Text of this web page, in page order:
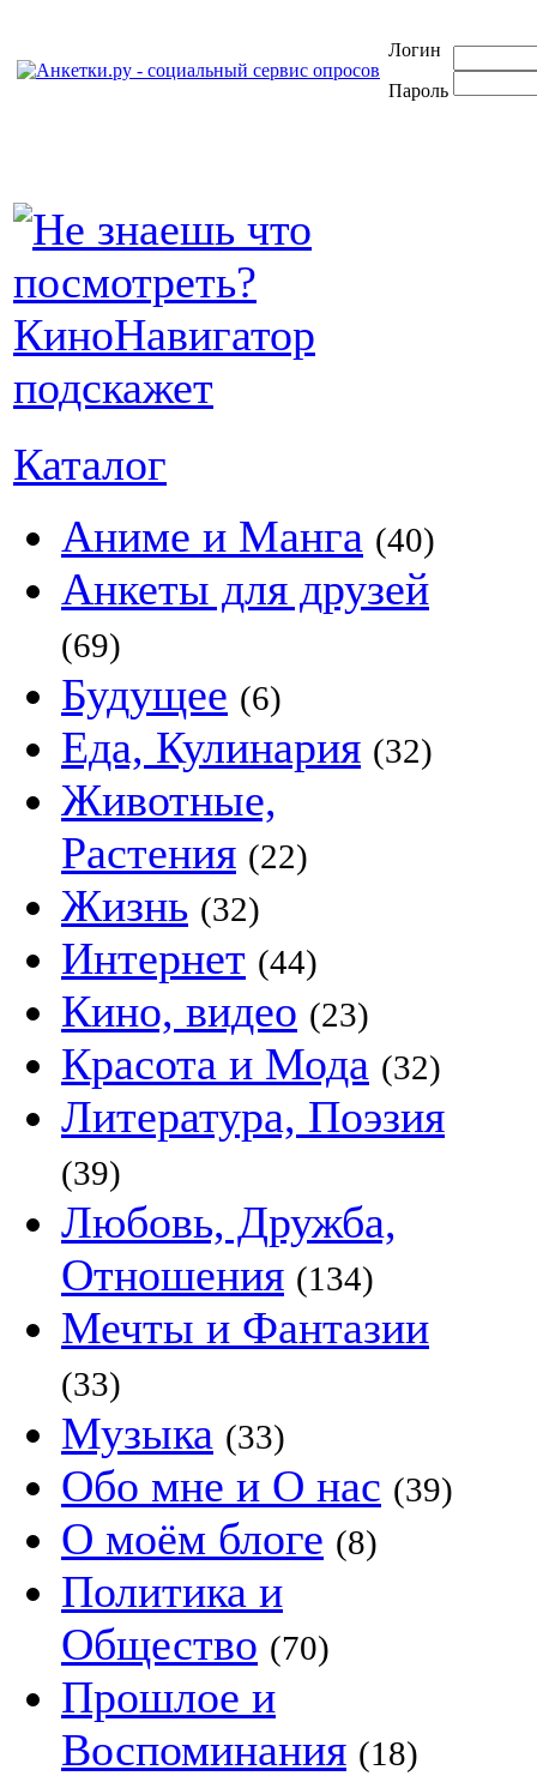
Логин
Пароль
Каталог
Аниме и Манга (40)
Анкеты для друзей
(69)
Будущее (6)
Еда, Кулинария (32)
Животные,
Растения (22)
Жизнь (32)
Интернет (44)
Кино, видео (23)
Красота и Мода (32)
Литература, Поэзия
(39)
Любовь, Дружба,
Отношения (134)
Мечты и Фантазии
(33)
Музыка (33)
Обо мне и О нас (39)
О моём блоге (8)
Политика и
Общество (70)
Прошлое и
Воспоминания (18)